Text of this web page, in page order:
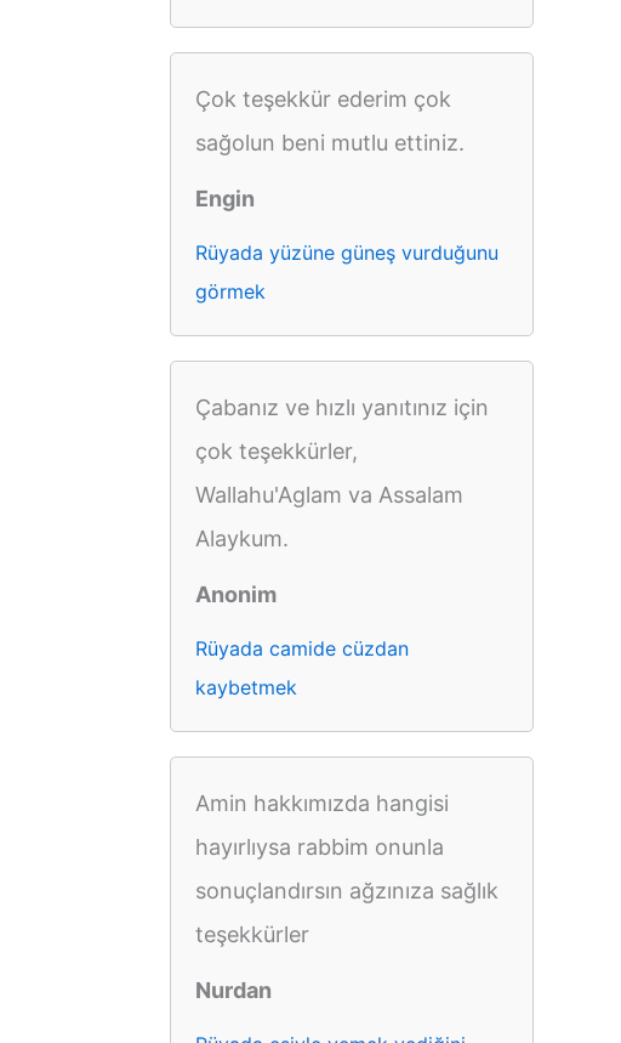
Çok teşekkür ederim çok
sağolun beni mutlu ettiniz.
Engin
Rüyada yüzüne güneş vurduğunu
görmek
Çabanız ve hızlı yanıtınız için
çok teşekkürler,
Wallahu'Aglam va Assalam
Alaykum.
Anonim
Rüyada camide cüzdan
kaybetmek
Amin hakkımızda hangisi
hayırlıysa rabbim onunla
sonuçlandırsın ağzınıza sağlık
teşekkürler
Nurdan